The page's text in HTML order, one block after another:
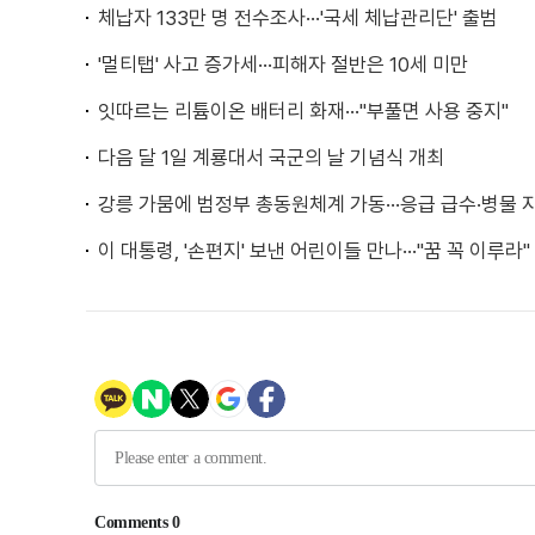
체납자 133만 명 전수조사···'국세 체납관리단' 출범
'멀티탭' 사고 증가세···피해자 절반은 10세 미만
잇따르는 리튬이온 배터리 화재···"부풀면 사용 중지"
다음 달 1일 계룡대서 국군의 날 기념식 개최
강릉 가뭄에 범정부 총동원체계 가동···응급 급수·병물
이 대통령, '손편지' 보낸 어린이들 만나···"꿈 꼭 이루라"